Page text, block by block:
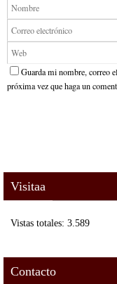
Guarda mi nombre, correo
próxima vez que haga un
Visitaa
Vistas totales: 3.589
Contacto